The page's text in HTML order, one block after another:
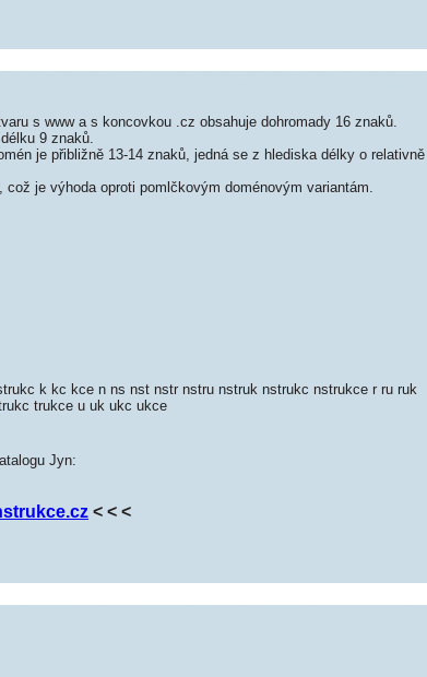
s www a s koncovkou .cz obsahuje dohromady 16 znaků.
9 znaků.
je přibližně 13-14 znaků, jedná se z hlediska délky o relativně
je výhoda oproti pomlčkovým doménovým variantám.
k kc kce n ns nst nstr nstru nstruk nstrukc nstrukce r ru ruk
trukce u uk ukc ukce
Jyn:
< < <